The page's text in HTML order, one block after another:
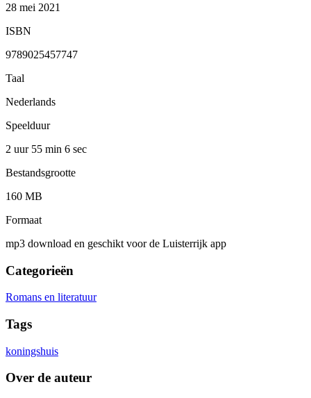
28 mei 2021
ISBN
9789025457747
Taal
Nederlands
Speelduur
2 uur 55 min 6 sec
Bestandsgrootte
160 MB
Formaat
mp3 download en geschikt voor de Luisterrijk app
Categorieën
Romans en literatuur
Tags
koningshuis
Over de auteur